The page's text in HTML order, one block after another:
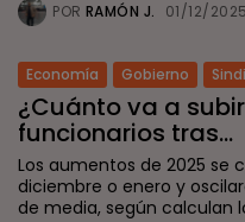
POR RAMÓN J. 01/12/2025
Economía Gobierno
¿Cuánto va a
funcionarios tras...
Los aumentos de 2025 se
diciembre o enero y
de media, según calculan